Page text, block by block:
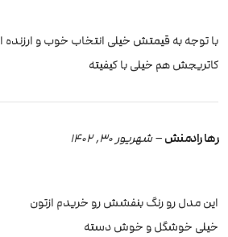
با توجه به قیمتش خیلی انتخاب خوب و ارزنده
کاتریجش هم خیلی با کیفیته
رها رادمنش–شهریور 30, 1402
این مدل رو رنگ بنفشش رو خریدم ازتون
خیلی خوشگل و خوش دسته